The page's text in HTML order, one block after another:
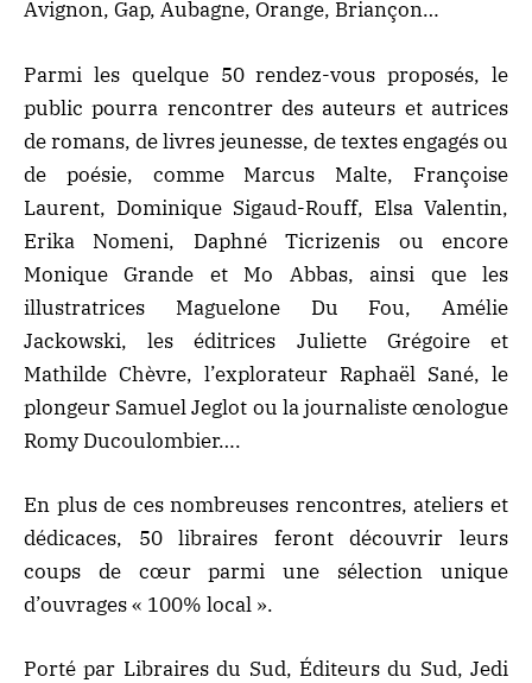
Avignon, Gap, Aubagne, Orange, Briançon…
Parmi les quelque 50 rendez-vous proposés, le
public pourra rencontrer des auteurs et autrices
de romans, de livres jeunesse, de textes engagés ou
de poésie, comme Marcus Malte, Françoise
Laurent, Dominique Sigaud-Rouff, Elsa Valentin,
Erika Nomeni, Daphné Ticrizenis ou encore
Monique Grande et Mo Abbas, ainsi que les
illustratrices Maguelone Du Fou, Amélie
Jackowski, les éditrices Juliette Grégoire et
Mathilde Chèvre, l’explorateur Raphaël Sané, le
plongeur Samuel Jeglot ou la journaliste œnologue
Romy Ducoulombier….
En plus de ces nombreuses rencontres, ateliers et
dédicaces, 50 libraires feront découvrir leurs
coups de cœur parmi une sélection unique
d’ouvrages « 100% local ».
Porté par Libraires du Sud, Éditeurs du Sud, Jedi